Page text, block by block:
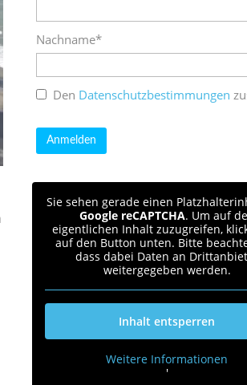
Nachname*
Den Datenschutzbestimmungen
Sie sehen gerade einen
Google reCAPTCHA. Um auf
eigentlichen Inhalt zuzugreifen,
auf den Button unten. Bitte
dass dabei Daten an
weitergegeben werden.
Inhalt entsperren
Weitere Informationen
'